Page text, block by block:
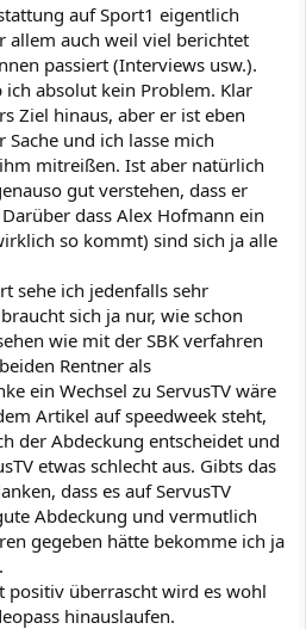
auf Sport1 eigentlich
allem auch weil viel berichtet
passiert (Interviews usw.).
absolut kein Problem. Klar
Ziel hinaus, aber er ist eben
und ich lasse mich
mitreißen. Ist aber natürlich
gut verstehen, dass er
dass Alex Hofmann ein
so kommt) sind sich ja alle
sehe ich jedenfalls sehr
sich ja nur, wie schon
wie mit der SBK verfahren
Rentner als
ein Wechsel zu ServusTV wäre
Artikel auf speedweek steht,
der Abdeckung entscheidet und
etwas schlecht aus. Gibts das
dass es auf ServusTV
Abdeckung und vermutlich
gegeben hätte bekomme ich ja
positiv überrascht wird es wohl
hinauslaufen.